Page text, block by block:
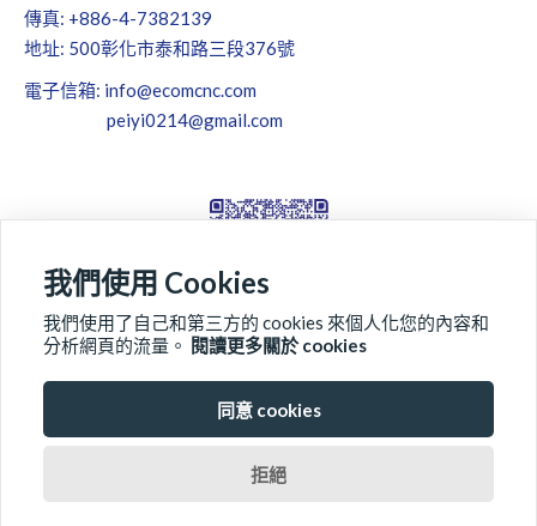
傳真: +886-4-7382139
地址: 500彰化市泰和路三段376號
電子信箱: info@ecomcnc.com
peiyi0214@gmail.com
產品系列
我們使用 Cookies
我們使用了自己和第三方的 cookies 來個人化您的內容和
分析網頁的流量。
閱讀更多關於 cookies
同意 cookies
拒絕